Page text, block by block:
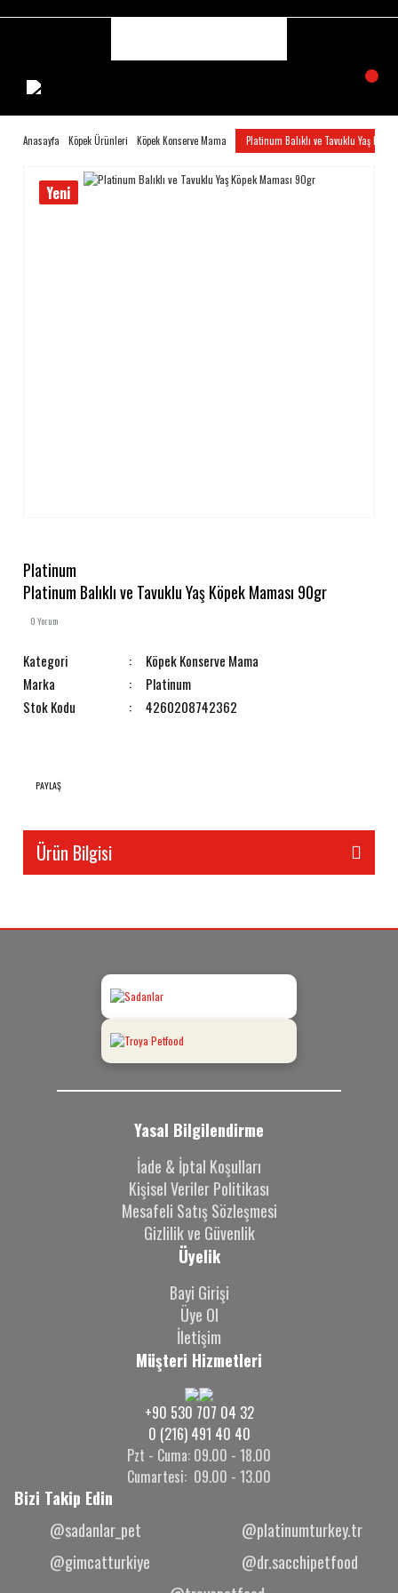
Anasayfa Köpek Ürünleri Köpek Konserve Mama Platinum Balıklı ve Tavuklu Yaş
Yeni
Platinum
Platinum Balıklı ve Tavuklu Yaş Köpek Maması 90gr
0 Yorum
Kategori
Köpek Konserve Mama
Marka
Platinum
Stok Kodu
4260208742362
PAYLAŞ
Ürün Bilgisi
Yasal Bilgilendirme
İade & İptal Koşulları
Kişisel Veriler Politikası
Mesafeli Satış Sözleşmesi
Gizlilik ve Güvenlik
Üyelik
Bayi Girişi
Üye Ol
İletişim
Müşteri Hizmetleri
+90 530 707 04 32
0 (216) 491 40 40
Pzt - Cuma: 09.00 - 18.00
Cumartesi: 09.00 - 13.00
Bizi Takip Edin
@sadanlar_pet
@platinumturkey.tr
@gimcatturkiye
@dr.sacchipetfood